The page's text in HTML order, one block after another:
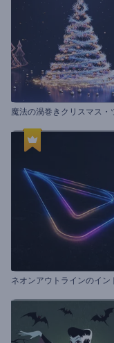
魔法の渦巻きクリスマス・
ネオンアウトラインのイン